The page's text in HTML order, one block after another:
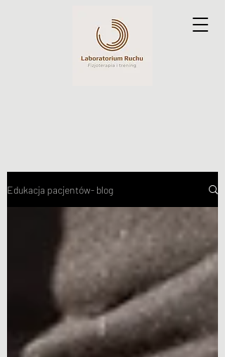
Edukacja pacjentów- blog